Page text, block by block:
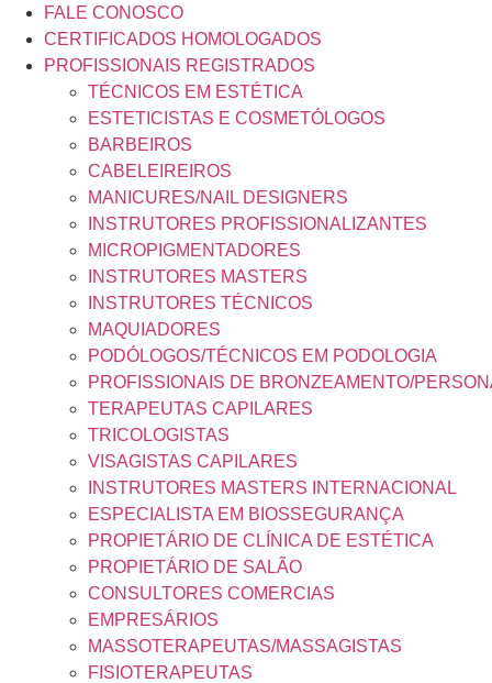
FALE CONOSCO
CERTIFICADOS HOMOLOGADOS
PROFISSIONAIS REGISTRADOS
TÉCNICOS EM ESTÉTICA
ESTETICISTAS E COSMETÓLOGOS
BARBEIROS
CABELEIREIROS
MANICURES/NAIL DESIGNERS
INSTRUTORES PROFISSIONALIZANTES
MICROPIGMENTADORES
INSTRUTORES MASTERS
INSTRUTORES TÉCNICOS
MAQUIADORES
PODÓLOGOS/TÉCNICOS EM PODOLOGIA
PROFISSIONAIS DE BRONZEAMENTO/
TERAPEUTAS CAPILARES
TRICOLOGISTAS
VISAGISTAS CAPILARES
INSTRUTORES MASTERS INTERNACIONAL
ESPECIALISTA EM BIOSSEGURANÇA
PROPIETÁRIO DE CLÍNICA DE ESTÉTICA
PROPIETÁRIO DE SALÃO
CONSULTORES COMERCIAS
EMPRESÁRIOS
MASSOTERAPEUTAS/MASSAGISTAS
FISIOTERAPEUTAS